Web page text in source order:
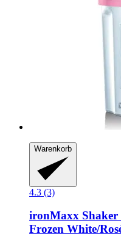
Warenkorb
4.3 (3)
ironMaxx Shaker
Frozen White/